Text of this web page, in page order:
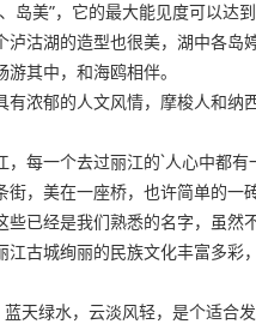
岛美”，它的最大能见度可以达
泸沽湖的造型也很美，湖中各岛
其中，和海鸥相伴。
浓郁的人文风情，摩梭人和纳
每一个去过丽江的`人心中都
，美在一座桥，也许简单的一
已经是我们熟悉的名字，虽然
古城绚丽的民族文化丰富多彩
天绿水，云淡风轻，是个适合